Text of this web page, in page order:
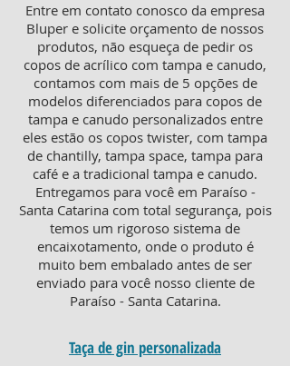
Entre em contato conosco da empresa
Bluper e solicite orçamento de nossos
produtos, não esqueça de pedir os
copos de acrílico com tampa e canudo,
contamos com mais de 5 opções de
modelos diferenciados para copos de
tampa e canudo personalizados entre
eles estão os copos twister, com tampa
de chantilly, tampa space, tampa para
café e a tradicional tampa e canudo.
Entregamos para você em Paraíso -
Santa Catarina com total segurança, pois
temos um rigoroso sistema de
encaixotamento, onde o produto é
muito bem embalado antes de ser
enviado para você nosso cliente de
Paraíso - Santa Catarina.
Taça de gin personalizada